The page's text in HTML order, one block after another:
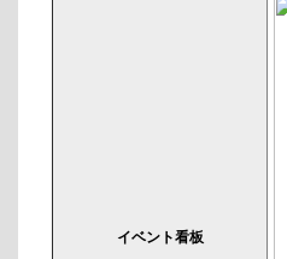
イベント看板